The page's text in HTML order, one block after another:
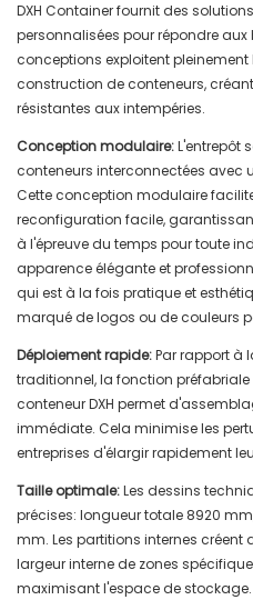
DXH Container fournit des
personnalisées pour répondre
conceptions exploitent
construction de conteneurs,
résistantes aux intempéries.
Conception modulaire:L'entrepôt
conteneurs interconnectées avec
Cette conception modulaire
reconfiguration facile,
à l'épreuve du temps pour toute
apparence élégante et
qui est à la fois pratique et
marqué de logos ou de couleurs
Déploiement rapide:Par rapport à
traditionnel, la fonction
conteneur DXH permet
immédiate. Cela minimise les
entreprises d'élargir rapidement
Taille optimale:Les dessins
précises: longueur totale 8920
mm. Les partitions internes créent
largeur interne de zones
maximisant l'espace de stockage.